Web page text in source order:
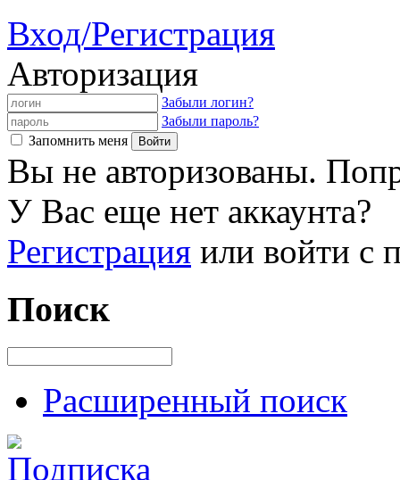
Вход/Регистрация
Авторизация
Забыли логин?
Забыли пароль?
Запомнить меня
Вы не авторизованы.
У Вас еще нет аккаунта?
Регистрация или войти с
Поиск
Расширенный поиск